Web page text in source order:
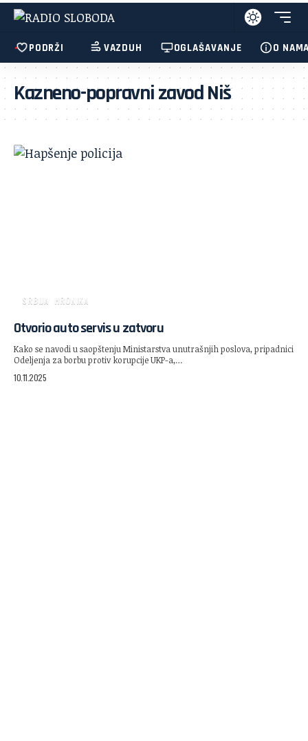
PODRŽI VAZDUH OGLAŠAVANJE O
Kazneno-popravni zavod Niš
SRBIJA HRONIKA
Otvorio auto servis u zatvoru
Kako se navodi u saopštenju Ministarstva unutrašnjih poslova, pripadnici
Odeljenja za borbu protiv korupcije UKP-a,…
10.11.2025